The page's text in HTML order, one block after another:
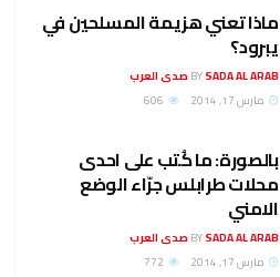
ماذا تعني هزيمة المسلحين في
يبرود؟
BYSADA AL ARAB صدى العرب
مارس 17, 2014
بالصورة: ما كُتب على احدى
محلات طرابلس جرّاء الوضع
الامني
BYSADA AL ARAB صدى العرب
مارس 17, 2014